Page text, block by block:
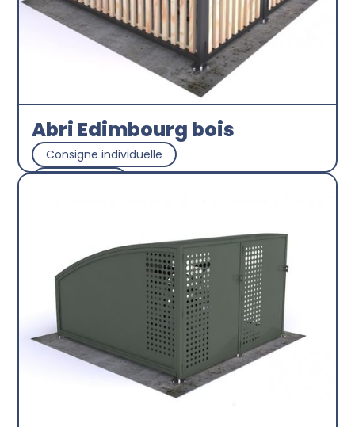
Abri Edimbourg bois
Consigne individuelle